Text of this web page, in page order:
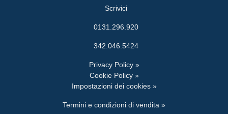
Scrivici
0131.296.920
342.046.5424
Privacy Policy »
Cookie Policy »
Impostazioni dei cookies »
Termini e condizioni di vendita »